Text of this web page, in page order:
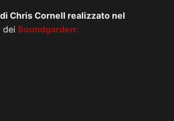
Chris Cornell realizzato nel
dei Soundgarden: